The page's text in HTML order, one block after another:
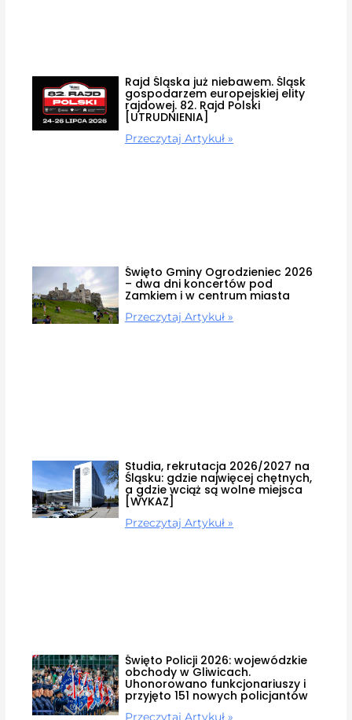
Rajd Śląska już niebawem. Śląsk
gospodarzem europejskiej elity
rajdowej. 82. Rajd Polski
[UTRUDNIENIA]
Przeczytaj Artykuł »
Święto Gminy Ogrodzieniec 2026
– dwa dni koncertów pod
Zamkiem i w centrum miasta
Przeczytaj Artykuł »
Studia, rekrutacja 2026/2027 na
Śląsku: gdzie najwięcej chętnych,
a gdzie wciąż są wolne miejsca
[WYKAZ]
Przeczytaj Artykuł »
Święto Policji 2026: wojewódzkie
obchody w Gliwicach.
Uhonorowano funkcjonariuszy i
przyjęto 151 nowych policjantów
Przeczytaj Artykuł »